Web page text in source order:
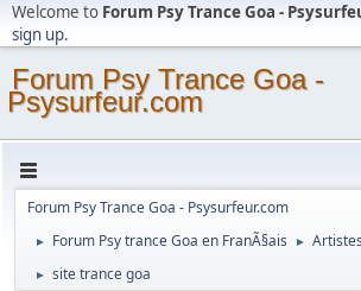
Welcome to Forum Psy Trance Goa -
sign up.
Forum Psy Trance Goa -
Psysurfeur.com
Forum Psy Trance Goa - Psysurfeur.com
► Forum Psy trance Goa en FranÃ§ais ►
► site trance goa